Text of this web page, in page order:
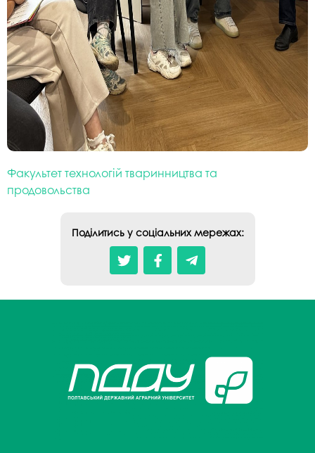
Факультет технологій тваринництва та
продовольства
Поділитись у соціальних мережах: